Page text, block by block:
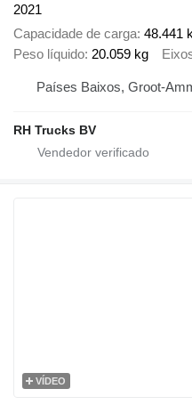
2021
Capacidade de carga 48.441
Peso líquido 20.059 kg
Países Baixos, Groot-
RH Trucks BV
VÍDEO